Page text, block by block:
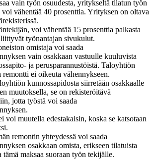
vain työn osuudesta, yritykseltä tilatun työn
voi vähentää 40 prosenttia. Yrityksen on oltava
voi vähentää 15 prosenttia palkasta
työnantajan sivukulut.
omistaja voi saada
vain osakkaan vastuulle kuuluvista
ja perusparannustöistä. Taloyhtiön
remontti ei oikeuta vähennykseen.
kunnossapidosta siirretään osakkaalle
muutoksella, se on rekisteröitävä
jotta työstä voi saada
voi muutella edestakaisin, koska se katsotaan
remontin yhteydessä voi saada
osakkaan omista, erikseen tilatuista
tämä maksaa suoraan työn tekijälle.